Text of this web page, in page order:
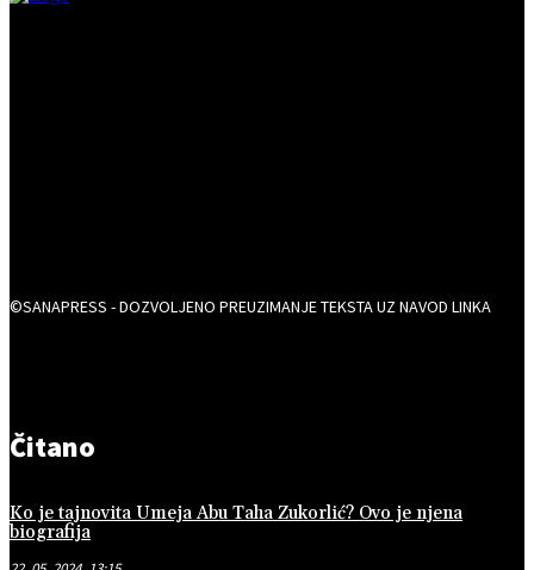
©SANAPRESS - DOZVOLJENO PREUZIMANJE TEKSTA UZ NAVOD LINKA
Čitano
Ko je tajnovita Umeja Abu Taha Zukorlić? Ovo je njena
biografija